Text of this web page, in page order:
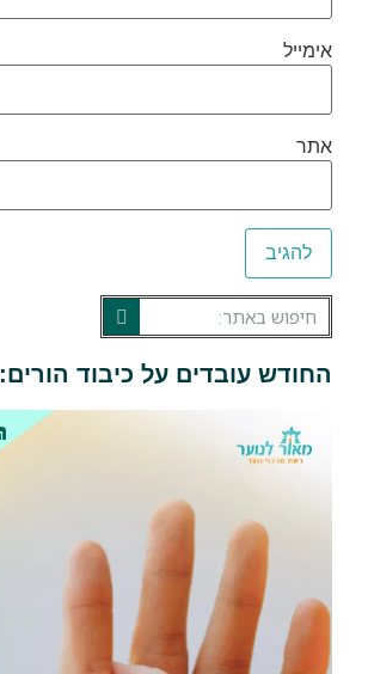
אימייל
אתר
החודש עובדים על כיבוד הורים: